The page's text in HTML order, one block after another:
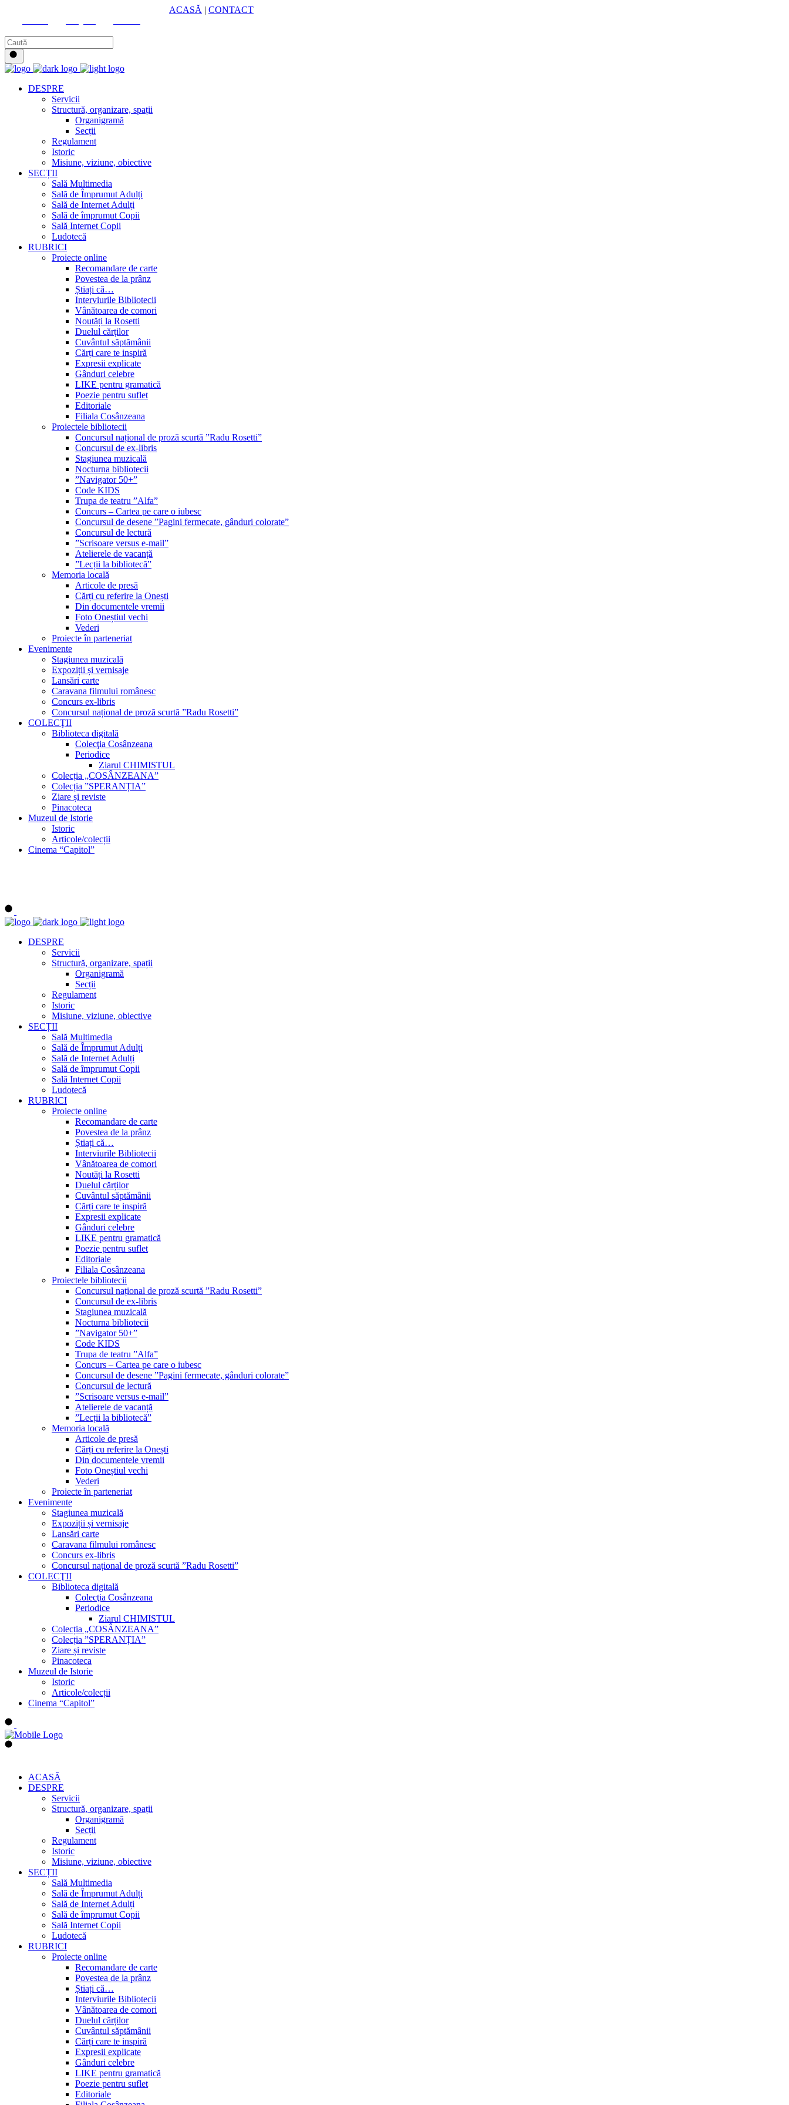
ACASĂ | CONTACT
DESPRE
Servicii
Structură, organizare, spații
Organigramă
Secții
Regulament
Istoric
Misiune, viziune, obiective
SECȚII
Sală Multimedia
Sală de Împrumut Adulți
Sală de Internet Adulți
Sală de împrumut Copii
Sală Internet Copii
Ludotecă
RUBRICI
Proiecte online
Recomandare de carte
Povestea de la prânz
Știați că…
Interviurile Bibliotecii
Vânătoarea de comori
Noutăți la Rosetti
Duelul cărților
Cuvântul săptămânii
Cărți care te inspiră
Expresii explicate
Gânduri celebre
LIKE pentru gramatică
Poezie pentru suflet
Editoriale
Filiala Cosânzeana
Proiectele bibliotecii
Concursul național de proză scurtă ”Radu Rosetti”
Concursul de ex-libris
Stagiunea muzicală
Nocturna bibliotecii
”Navigator 50+”
Code KIDS
Trupa de teatru ”Alfa”
Concurs – Cartea pe care o iubesc
Concursul de desene ”Pagini fermecate, gânduri colorate”
Concursul de lectură
”Scrisoare versus e-mail”
Atelierele de vacanță
”Lecții la bibliotecă”
Memoria locală
Articole de presă
Cărți cu referire la Onești
Din documentele vremii
Foto Oneștiul vechi
Vederi
Proiecte în parteneriat
Evenimente
Stagiunea muzicală
Expoziții și vernisaje
Lansări carte
Caravana filmului românesc
Concurs ex-libris
Concursul național de proză scurtă ”Radu Rosetti”
COLECŢII
Biblioteca digitală
Colecţia Cosânzeana
Periodice
Ziarul CHIMISTUL
Colecția „COSÂNZEANA”
Colecția ”SPERANȚIA”
Ziare și reviste
Pinacoteca
Muzeul de Istorie
Istoric
Articole/colecții
Cinema “Capitol”
DESPRE
Servicii
Structură, organizare, spații
Organigramă
Secții
Regulament
Istoric
Misiune, viziune, obiective
SECȚII
Sală Multimedia
Sală de Împrumut Adulți
Sală de Internet Adulți
Sală de împrumut Copii
Sală Internet Copii
Ludotecă
RUBRICI
Proiecte online
Recomandare de carte
Povestea de la prânz
Știați că…
Interviurile Bibliotecii
Vânătoarea de comori
Noutăți la Rosetti
Duelul cărților
Cuvântul săptămânii
Cărți care te inspiră
Expresii explicate
Gânduri celebre
LIKE pentru gramatică
Poezie pentru suflet
Editoriale
Filiala Cosânzeana
Proiectele bibliotecii
Concursul național de proză scurtă ”Radu Rosetti”
Concursul de ex-libris
Stagiunea muzicală
Nocturna bibliotecii
”Navigator 50+”
Code KIDS
Trupa de teatru ”Alfa”
Concurs – Cartea pe care o iubesc
Concursul de desene ”Pagini fermecate, gânduri colorate”
Concursul de lectură
”Scrisoare versus e-mail”
Atelierele de vacanță
”Lecții la bibliotecă”
Memoria locală
Articole de presă
Cărți cu referire la Onești
Din documentele vremii
Foto Oneștiul vechi
Vederi
Proiecte în parteneriat
Evenimente
Stagiunea muzicală
Expoziții și vernisaje
Lansări carte
Caravana filmului românesc
Concurs ex-libris
Concursul național de proză scurtă ”Radu Rosetti”
COLECŢII
Biblioteca digitală
Colecţia Cosânzeana
Periodice
Ziarul CHIMISTUL
Colecția „COSÂNZEANA”
Colecția ”SPERANȚIA”
Ziare și reviste
Pinacoteca
Muzeul de Istorie
Istoric
Articole/colecții
Cinema “Capitol”
ACASĂ
DESPRE
Servicii
Structură, organizare, spații
Organigramă
Secții
Regulament
Istoric
Misiune, viziune, obiective
SECȚII
Sală Multimedia
Sală de Împrumut Adulți
Sală de Internet Adulți
Sală de împrumut Copii
Sală Internet Copii
Ludotecă
RUBRICI
Proiecte online
Recomandare de carte
Povestea de la prânz
Știați că…
Interviurile Bibliotecii
Vânătoarea de comori
Duelul cărților
Cuvântul săptămânii
Cărți care te inspiră
Expresii explicate
Gânduri celebre
LIKE pentru gramatică
Poezie pentru suflet
Editoriale